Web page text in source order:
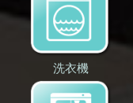
洗衣機